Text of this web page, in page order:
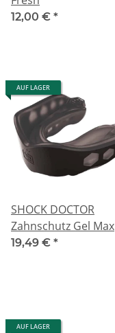
12,00 € *
AUF LAGER
SHOCK DOCTOR
Zahnschutz Gel Max
19,49 € *
AUF LAGER